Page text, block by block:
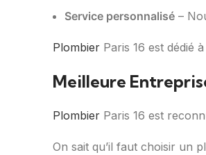
Service personnalisé –
Plombier Paris 16 est dédié
Meilleure
Plombier Paris 16 est
On sait qu’il faut choisir un